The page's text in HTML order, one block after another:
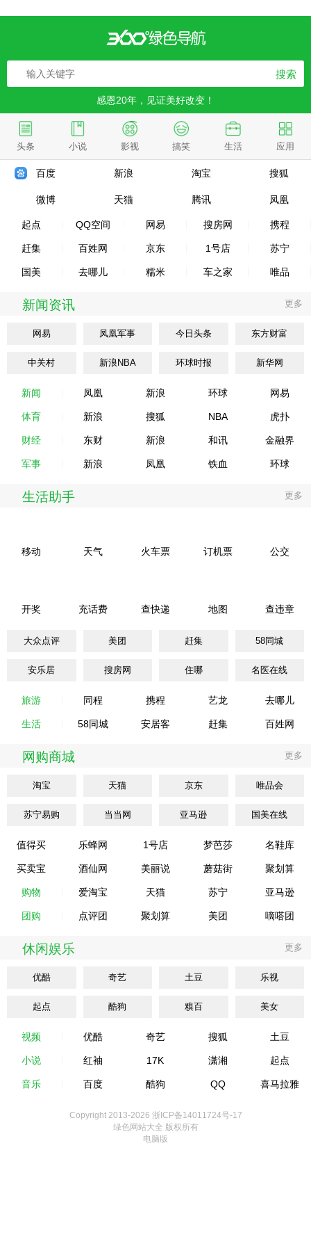
搜索
感恩20年，见证美好改变！
头条 小说 影视 搞笑 生活 应用
百度 新浪 淘宝 搜狐
微博 天猫 腾讯 凤凰
起点 QQ空间 网易 搜房网 携程
赶集 百姓网 京东 1号店 苏宁
国美 去哪儿 糯米 车之家 唯品
新闻资讯 更多
网易 凤凰军事 今日头条 东方财富
中关村 新浪NBA 环球时报 新华网
新闻 凤凰 新浪 环球 网易
体育 新浪 搜狐 NBA 虎扑
财经 东财 新浪 和讯 金融界
军事 新浪 凤凰 铁血 环球
生活助手 更多
移动 天气 火车票 订机票 公交
开奖 充话费 查快递 地图 查违章
大众点评 美团 赶集 58同城
安乐居 搜房网 住哪 名医在线
旅游 同程 携程 艺龙 去哪儿
生活 58同城 安居客 赶集 百姓网
网购商城 更多
淘宝 天猫 京东 唯品会
苏宁易购 当当网 亚马逊 国美在线
值得买 乐蜂网 1号店 梦芭莎 名鞋库
买卖宝 酒仙网 美丽说 蘑菇街 聚划算
购物 爱淘宝 天猫 苏宁 亚马逊
团购 点评团 聚划算 美团 嘀嗒团
休闲娱乐 更多
优酷 奇艺 土豆 乐视
起点 酷狗 糗百 美女
视频 优酷 奇艺 搜狐 土豆
小说 红袖 17K 潇湘 起点
音乐 百度 酷狗 QQ 喜马拉雅
Copyright 2013-2026 浙ICP备14011724号-17
绿色网站大全 版权所有
电脑版